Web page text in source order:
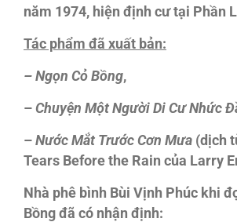
năm 1974, hiện định cư tại Phần
Tác phẩm đã xuất bản:
– Ngọn Cỏ Bồng,
– Chuyện Một Người Di Cư Nhức
– Nước Mắt Trước Cơn Mưa (dịch
Tears Before the Rain của Larry
Nhà phê bình Bùi Vịnh Phúc khi
Bồng đã có nhận định: